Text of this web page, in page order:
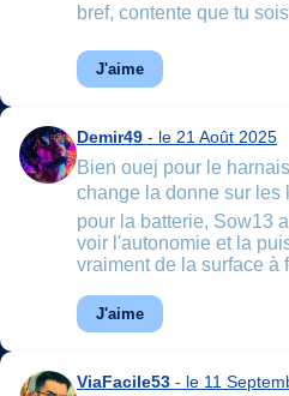
bref, contente que tu
J'aime
Demir49 - le 21 Août 2025
Bien ouej pour le
change la donne sur les
pour la batterie, Sow13
voir l'autonomie et la
vraiment de la surface à
J'aime
ViaFacile53 - le 11